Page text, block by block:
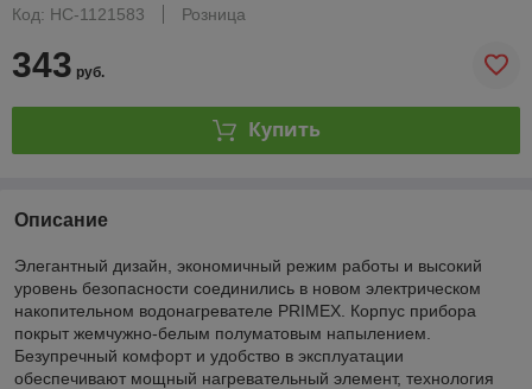
Код: НС-1121583
Розница
343 руб.
Купить
Описание
Элегантный дизайн, экономичный режим работы и высокий
уровень безопасности соединились в новом электрическом
накопительном водонагревателе PRIMЕX. Корпус прибора
покрыт жемчужно-белым полуматовым напылением.
Безупречный комфорт и удобство в эксплуатации
обеспечивают мощный нагревательный элемент, технология